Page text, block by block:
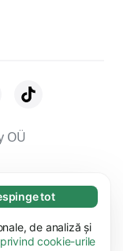
la
tot
de analiză și
cookie-urile
OÜ
Cookie-uri